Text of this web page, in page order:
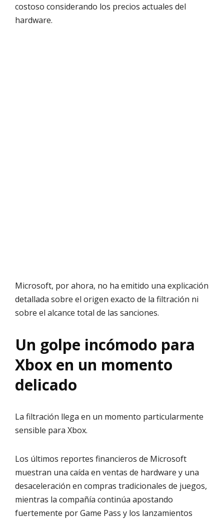
costoso considerando los precios actuales del
hardware.
Microsoft, por ahora, no ha emitido una explicación
detallada sobre el origen exacto de la filtración ni
sobre el alcance total de las sanciones.
Un golpe incómodo para
Xbox en un momento
delicado
La filtración llega en un momento particularmente
sensible para Xbox.
Los últimos reportes financieros de Microsoft
muestran una caída en ventas de hardware y una
desaceleración en compras tradicionales de juegos,
mientras la compañía continúa apostando
fuertemente por Game Pass y los lanzamientos